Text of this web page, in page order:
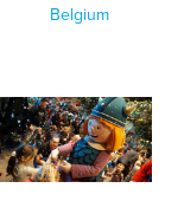
Belgium